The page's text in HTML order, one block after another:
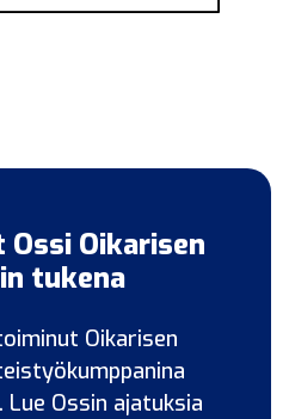
Oikarisen
tukena
Oikarisen
Ossin ajatuksia